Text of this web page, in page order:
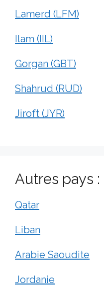
Lamerd (LFM)
Ilam (IIL)
Gorgan (GBT)
Shahrud (RUD)
Jiroft (JYR)
Autres pays
Qatar
Liban
Arabie Saoudite
Jordanie